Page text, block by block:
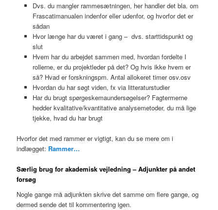
Dvs. du mangler rammesætningen, her handler det bla. om
Frascatimanualen indenfor eller udenfor, og hvorfor det er
sådan
Hvor længe har du været i gang – dvs. starttidspunkt og
slut
Hvem har du arbejdet sammen med, hvordan fordelte I
rollerne, er du projektleder på det? Og hvis ikke hvem er
så? Hvad er forskningspm. Antal allokeret timer osv.osv
Hvordan du har søgt viden, fx via litteraturstudier
Har du brugt spørgeskemaundersøgelser? Fagtermerne
hedder kvalitative/kvantitative analysemetoder, du må lige
tjekke, hvad du har brugt
Hvorfor det med rammer er vigtigt, kan du se mere om i
indlægget: Rammer…
Særlig brug for akademisk vejledning – Adjunkter på andet
forsøg
Nogle gange må adjunkten skrive det samme om flere gange, og
dermed sende det til kommentering igen.